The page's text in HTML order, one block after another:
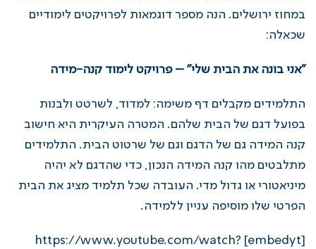
במחוז ירושלים. הנה מספר דוגמאות לפרויקטים לימודיים
שכאלה:
"אני בונה את הבית שלי" – פרויקט לימוד קנה-מידה
התלמידים מקבלים דף משימה: למדוד, לשרטט ולבנות
בפועל דגם של הבית שלהם. המטרה העיקרית היא חישוב
קנה המידה גם של הדגם וגם של שרטוט הבית. התלמידים
מתלבטים מהו קנה המידה הנכון, כדי שהדגם לא יהיה
מיניאטורי או גדול מדי. העובדה שכל תלמיד מציג את הבית
הפרטי שלו מוסיפה עניין ללמידה.
[embedyt] https://www.youtube.com/watch?